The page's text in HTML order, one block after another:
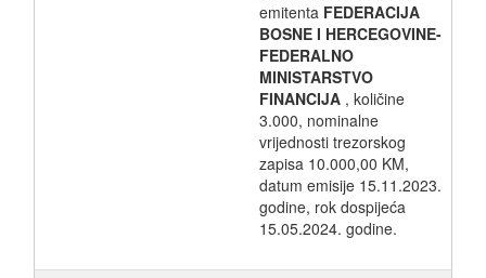
emitenta FEDERACIJA
BOSNE I HERCEGOVINE-
FEDERALNO
MINISTARSTVO
FINANCIJA , količine
3.000, nominalne
vrijednosti trezorskog
zapisa 10.000,00 KM,
datum emisije 15.11.2023.
godine, rok dospijeća
15.05.2024. godine.